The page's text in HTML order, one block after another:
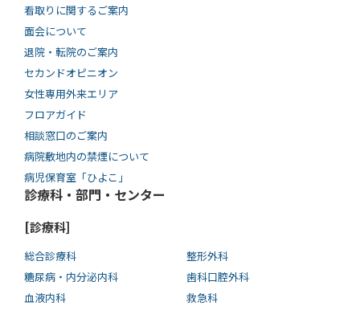
看取りに関するご案内
面会について
退院・転院のご案内
セカンドオピニオン
女性専用外来エリア
フロアガイド
相談窓口のご案内
病院敷地内の禁煙について
病児保育室「ひよこ」
診療科・部門・センター
[診療科]
総合診療科
糖尿病・内分泌内科
血液内科
整形外科
歯科口腔外科
救急科